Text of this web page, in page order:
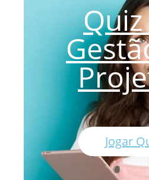
Jogar